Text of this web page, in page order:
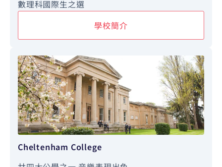
數理科國際生之選
學校簡介
Cheltenham College